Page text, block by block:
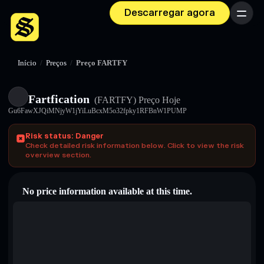
Descarregar agora Menu
Início / Preços / Preço FARTFY
Fartfication (FARTFY) Preço Hoje
Gu6FawXJQiMNjyW1jYiLuBcxM5o32fpky1RFBnW1PUMP
Risk status: Danger
Check detailed risk information below. Click to view the risk
overview section.
No price information available at this time.